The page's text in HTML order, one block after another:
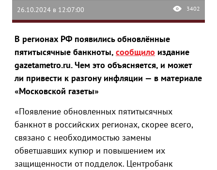
26.10.2024 в 12:07:00 3402
В регионах РФ появились обновлённые
пятитысячные банкноты, сообщило издание
gazetametro.ru. Чем это объясняется, и может
ли привести к разгону инфляции — в материале
«Московской газеты»
«Появление обновленных пятитысячных
банкнот в российских регионах, скорее всего,
связано с необходимостью замены
обветшавших купюр и повышением их
защищенности от подделок. Центробанк